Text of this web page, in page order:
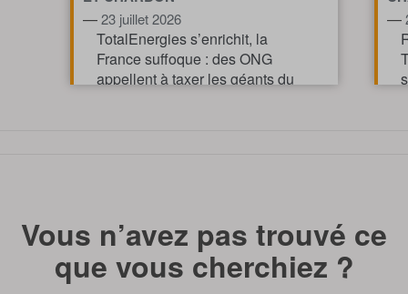
—23 juillet 2026
TotalEnergies s’enrichit, la
France suffoque : des ONG
appellent à taxer les géants du
—
Vous n’avez pas trouvé ce
que vous cherchiez ?